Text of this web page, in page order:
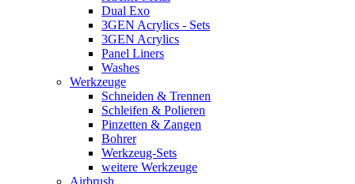
Dual Exo
3GEN Acrylics - Sets
3GEN Acrylics
Panel Liners
Washes
Werkzeuge
Schneiden & Trennen
Schleifen & Polieren
Pinzetten & Zangen
Bohrer
Werkzeug-Sets
weitere Werkzeuge
Airbrush